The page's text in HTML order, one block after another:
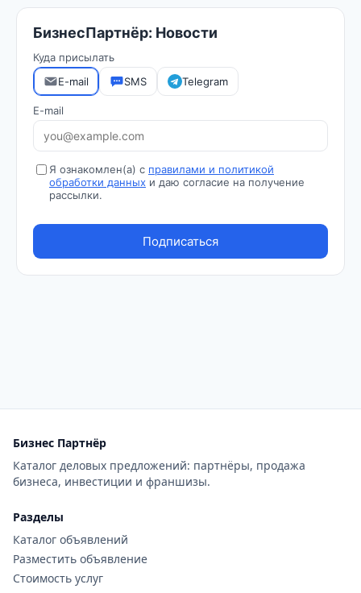
Бизнес Партнёр
Каталог деловых предложений: партнёры, продажа
бизнеса, инвестиции и франшизы.
Разделы
Каталог объявлений
Разместить объявление
Стоимость услуг